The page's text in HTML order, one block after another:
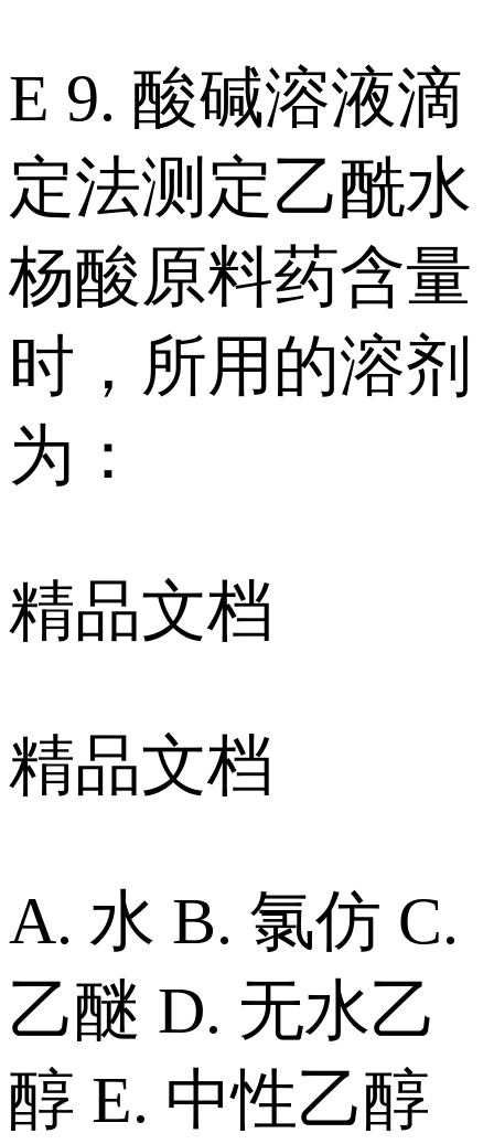
E 9. 酸碱溶液滴
定法测定乙酰水
杨酸原料药含量
时，所用的溶剂
为：
精品文档
精品文档
A. 水 B. 氯仿 C.
乙醚 D. 无水乙
醇 E. 中性乙醇